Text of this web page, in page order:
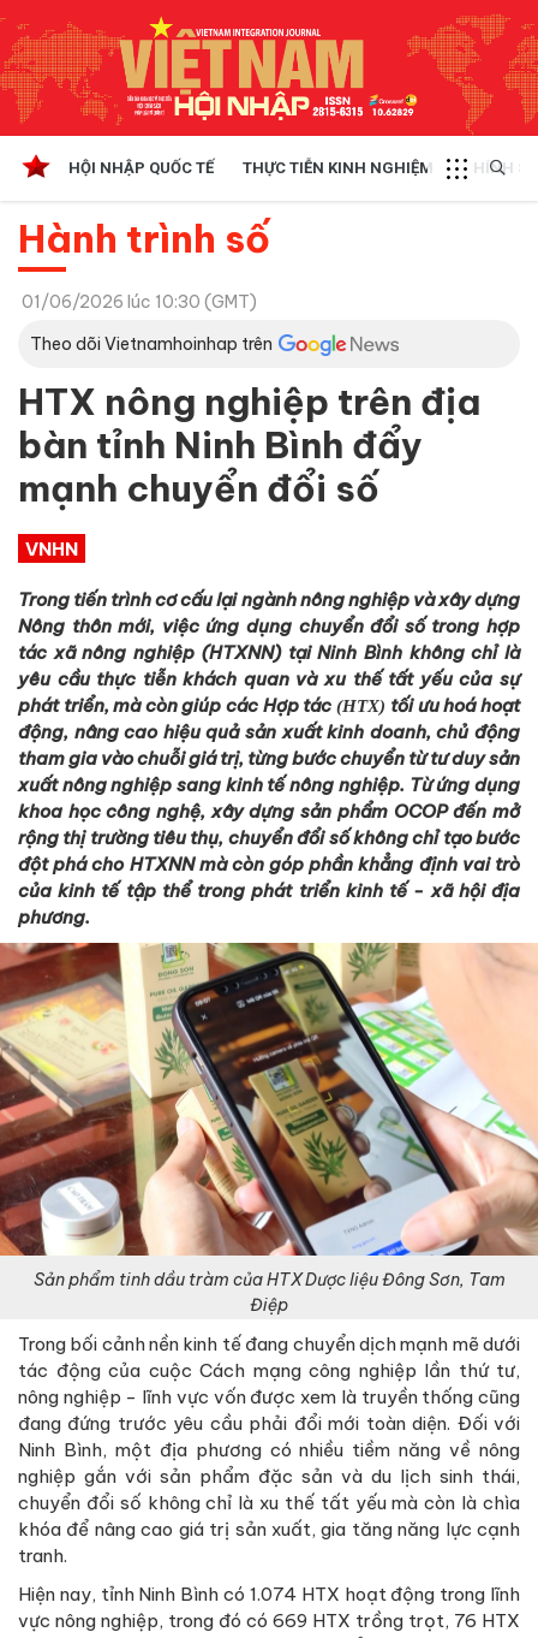
HỘI NHẬP QUỐC TẾ THỰC TIỄN KINH NGHIỆM CHÍNH
Hành trình số
01/06/2026 lúc 10:30 (GMT)
Theo dõi Vietnamhoinhap trên
HTX nông nghiệp trên địa
bàn tỉnh Ninh Bình đẩy
mạnh chuyển đổi số
VNHN
Trong tiến trìnhcơ cấulạingànhnông nghiệp và xây dựng
Nông thôn mới, việc ứng dụng chuyển đổi số trong hợp
tác xã nông nghiệp (HTXNN) tại Ninh Bình không chỉlà
yêu cầu thực tiễn khách quan và xu thế tất yếu của sự
phát triển, mà còngiúp các Hợp tác (HTX) tối ưu hoá hoạt
động, nâng cao hiệu quả sản xuất kinh doanh, chủ động
tham gia vào chuỗi giá trị, từng bước chuyển từ tư duy sản
xuất nông nghiệp sang kinh tế nông nghiệp. Từ ứng dụng
khoa học công nghệ, xây dựng sản phẩm OCOP đến mở
rộng thị trường tiêu thụ, chuyển đổi số không chỉ tạo bước
đột phá cho HTXNNmà còn góp phần khẳng định vai trò
của kinh tế tập thể trong phát triển kinh tế - xã hội địa
phương.
Sản phẩm tinh dầu tràm của HTX Dược liệu Đông Sơn, Tam
Điệp
Trong bối cảnh nền kinh tế đang chuyển dịch mạnh mẽ dưới
tác động của cuộc Cách mạng công nghiệp lần thứ tư,
nông nghiệp - lĩnh vực vốn được xem là truyền thống cũng
đang đứng trước yêu cầu phải đổi mới toàn diện. Đối với
Ninh Bình, một địa phương có nhiều tiềm năng về nông
nghiệp gắn với sản phẩm đặc sản và du lịch sinh thái,
chuyển đổi số không chỉ là xu thế tất yếu mà còn là chìa
khóa để nâng cao giá trị sản xuất, gia tăng năng lực cạnh
tranh.
Hiện nay, tỉnh Ninh Bình có 1.074 HTX hoạt động trong lĩnh
vực nông nghiệp, trong đó có 669 HTX trồng trọt, 76 HTX